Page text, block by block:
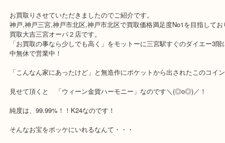
公開日:2019/07/24 最終更新日:2025/07/15
K24 コイン買取｜神戸（ 金貨 ウィーン金貨ハーモニー K24 ）
全て
古銭 三宮
K２４のコインを
お買取りさせていただきましたのでご紹介です。
買取大吉三宮オーパ２店です。
中無休で営業中！
「こんなん家にあったけど」と無造作にポケットから出されたこの